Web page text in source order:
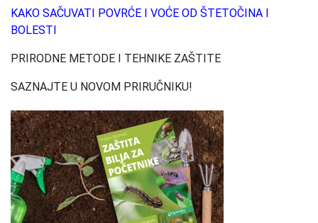
KAKO SAČUVATI POVRĆE I VOĆE OD ŠTETOČINA I
BOLESTI
PRIRODNE METODE I TEHNIKE ZAŠTITE
SAZNAJTE U NOVOM PRIRUČNIKU!